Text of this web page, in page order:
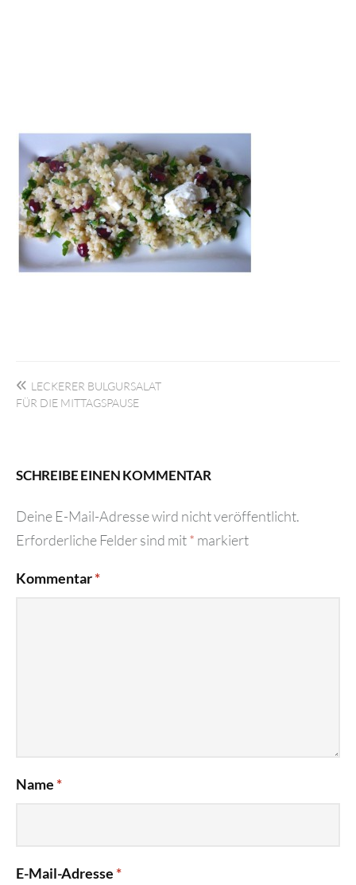
Beitragsnavigation
LECKERER BULGURSALAT
FÜR DIE MITTAGSPAUSE
SCHREIBE EINEN KOMMENTAR
Deine E-Mail-Adresse wird nicht veröffentlicht.
Erforderliche Felder sind mit* markiert
Kommentar*
Name *
E-Mail-Adresse *